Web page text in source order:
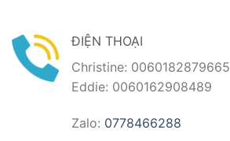
ĐIỆN THOẠI
Christine: 0060182879665
Eddie: 0060162908489
Zalo: 0778466288